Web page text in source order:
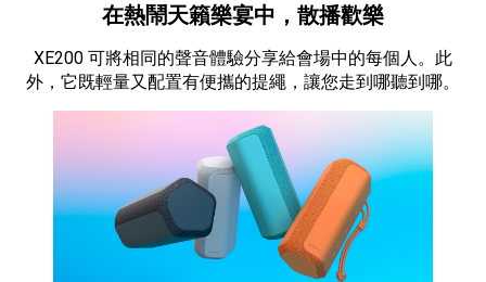
在熱鬧天籟樂宴中，散播歡樂
XE200 可將相同的聲音體驗分享給會場中的每個人。此
外，它既輕量又配置有便攜的提繩，讓您走到哪聽到哪。